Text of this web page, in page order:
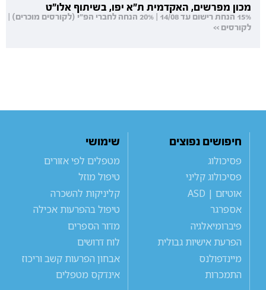
מכון מפרשים, האקדמית ת"א יפו, בשיתוף אלו"ט
15% הנחת רישום עד 14/08 | 20% הנחה לחברי הפ"י (לקורסים מוכרים) |
לקורסים >>
חיפושים נפוצים
פסיכולוג
פסיכולוג קליני
אוטיזם | ASD
אספרגר
פיברומיאלגיה
הפרעת אישיות גבולית
מיינדפולנס
התמכרות
שימושי
מטפלים לפי אזורים
טיפול מוזל
קליניקות להשכרה
טיפול בהפרעות אכילה
מדור הספרים
לוח דרושים
אבחון הפרעות קשב וריכוז
אינדקס מטפלים